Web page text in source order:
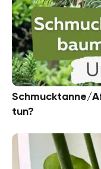
Schmucktanne/
tun?